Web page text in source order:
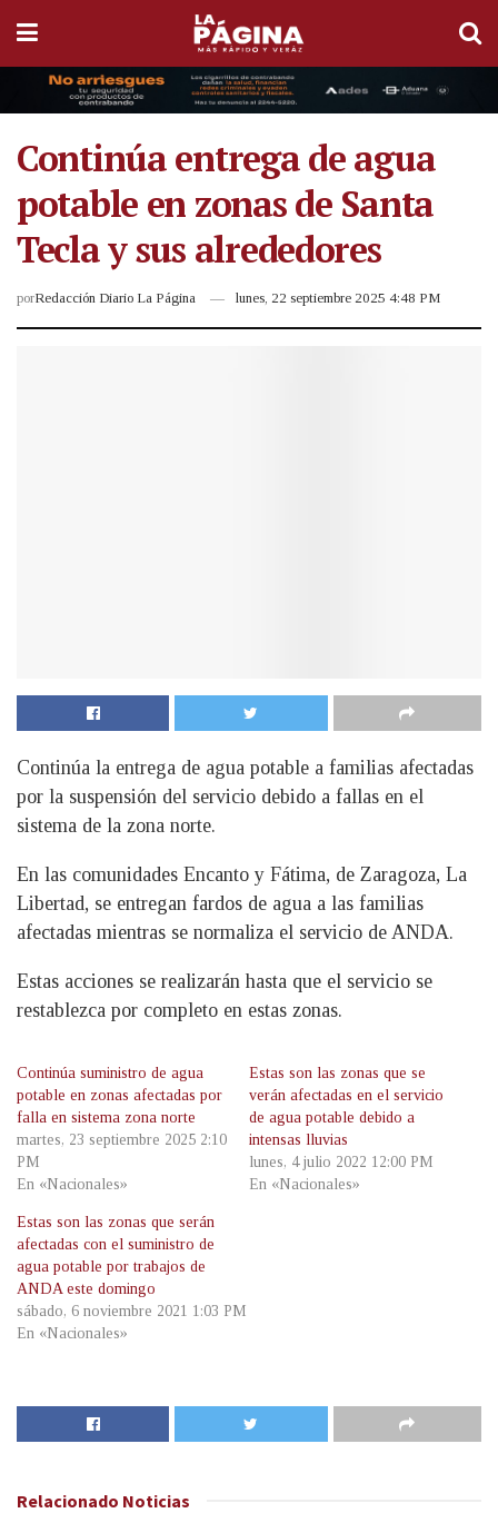
Continúa entrega de agua
potable en zonas de Santa
Tecla y sus alrededores
porRedacción Diario La Página lunes, 22 septiembre 2025 4:48 PM
Continúa la entrega de agua potable a familias afectadas
por la suspensión del servicio debido a fallas en el
sistema de la zona norte.
En las comunidades Encanto y Fátima, de Zaragoza, La
Libertad, se entregan fardos de agua a las familias
afectadas mientras se normaliza el servicio de ANDA.
Estas acciones se realizarán hasta que el servicio se
restablezca por completo en estas zonas.
Continúa suministro de agua
potable en zonas afectadas por
falla en sistema zona norte
martes, 23 septiembre 2025 2:10
PM
En «Nacionales»
Estas son las zonas que se
verán afectadas en el servicio
de agua potable debido a
intensas lluvias
lunes, 4 julio 2022 12:00 PM
En «Nacionales»
Estas son las zonas que serán
afectadas con el suministro de
agua potable por trabajos de
ANDA este domingo
sábado, 6 noviembre 2021 1:03 PM
En «Nacionales»
Relacionado Noticias